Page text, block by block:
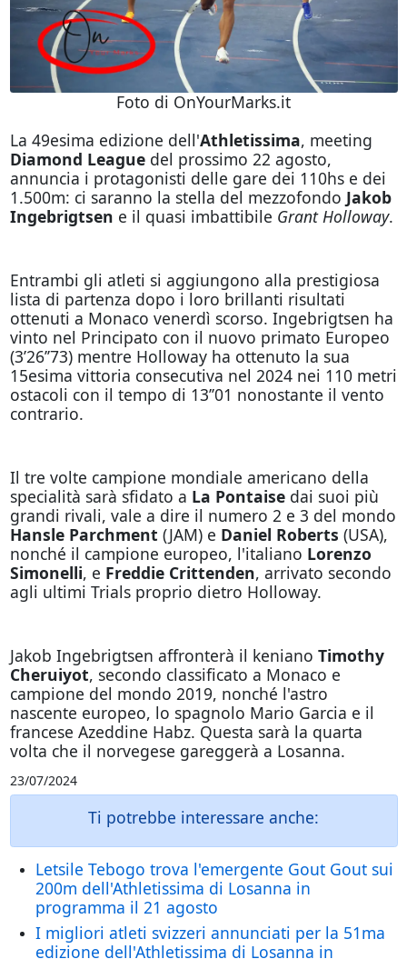
Foto di OnYourMarks.it
La 49esima edizione dell'Athletissima, meeting
Diamond Leaguedel prossimo 22 agosto,
annuncia i protagonisti delle gare dei 110hs e dei
1.500m: ci saranno la stella del mezzofondo Jakob
Ingebrigtsen e il quasi imbattibile Grant Holloway.
Entrambi gli atleti si aggiungono alla prestigiosa
lista di partenza dopo i loro brillanti risultati
ottenuti a Monaco venerdì scorso. Ingebrigtsen ha
vinto nel Principato con il nuovo primato Europeo
(3’26’’73) mentre Holloway ha ottenuto la sua
15esima vittoria consecutiva nel 2024 nei 110 metri
ostacoli con il tempo di 13’’01 nonostante il vento
contrario.
Il tre volte campione mondiale americano della
specialità sarà sfidato a La Pontaise dai suoi più
grandi rivali, vale a dire il numero 2 e 3 del mondo
Hansle Parchment (JAM) e Daniel Roberts (USA),
nonché il campione europeo, l'italiano Lorenzo
Simonelli, e Freddie Crittenden, arrivato secondo
agli ultimi Trials proprio dietro Holloway.
Jakob Ingebrigtsen affronterà il keniano Timothy
Cheruiyot, secondo classificato a Monaco e
campione del mondo 2019, nonché l'astro
nascente europeo, lo spagnolo Mario Garcia e il
francese Azeddine Habz. Questa sarà la quarta
volta che il norvegese gareggerà a Losanna.
23/07/2024
Ti potrebbe interessare anche:
Letsile Tebogo trova l'emergente Gout Gout sui
200m dell'Athletissima di Losanna in
programma il 21 agosto
I migliori atleti svizzeri annunciati per la 51ma
edizione dell'Athletissima di Losanna in